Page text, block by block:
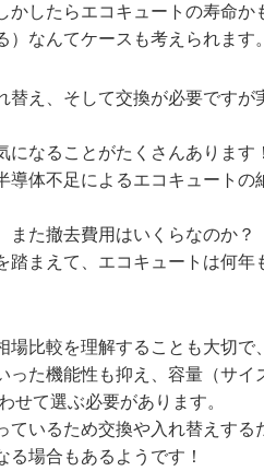
かしたらエコキュートの寿命か
なんてケースも考えられます。
替え、そして交換が必要ですが
なることがたくさんあります！
導体不足によるエコキュートの
た撤去費用はいくらなのか？
踏まえて、エコキュートは何年
場比較を理解することも大切で
った機能性も抑え、容量（サイ
せて選ぶ必要があります。
ているため交換や入れ替えする
る場合もあるようです！